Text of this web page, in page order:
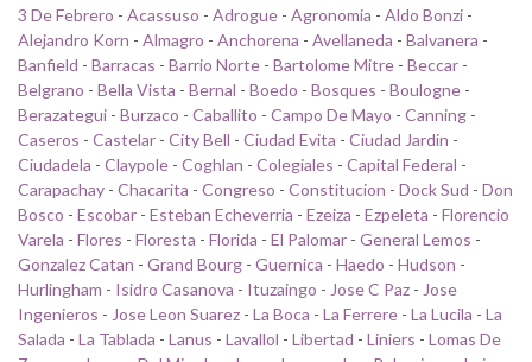
3 De Febrero - Acassuso - Adrogue - Agronomia - Aldo Bonzi -
Alejandro Korn - Almagro - Anchorena - Avellaneda - Balvanera -
Banfield - Barracas - Barrio Norte - Bartolome Mitre - Beccar -
Belgrano - Bella Vista - Bernal - Boedo - Bosques - Boulogne -
Berazategui - Burzaco - Caballito - Campo De Mayo - Canning -
Caseros - Castelar - City Bell - Ciudad Evita - Ciudad Jardin -
Ciudadela - Claypole - Coghlan - Colegiales - Capital Federal -
Carapachay - Chacarita - Congreso - Constitucion - Dock Sud - Don
Bosco - Escobar - Esteban Echeverria - Ezeiza - Ezpeleta - Florencio
Varela - Flores - Floresta - Florida - El Palomar - General Lemos -
Gonzalez Catan - Grand Bourg - Guernica - Haedo - Hudson -
Hurlingham - Isidro Casanova - Ituzaingo - Jose C Paz - Jose
Ingenieros - Jose Leon Suarez - La Boca - La Ferrere - La Lucila - La
Salada - La Tablada - Lanus - Lavallol - Libertad - Liniers - Lomas De